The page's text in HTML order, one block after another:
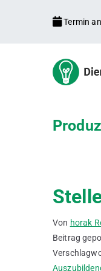
Termin
Von horak
Beitrag